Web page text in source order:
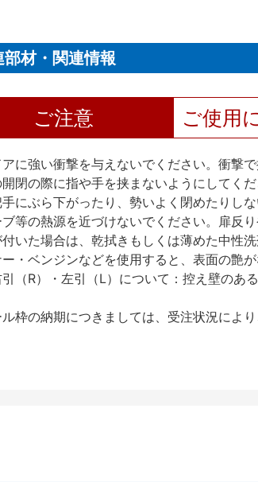
部材・関連情報
ご注意 ご使用
に強い衝撃を与えないでください。衝撃で
閉の際に指や手を挟まないようにしてくだ
にぶら下がったり、勢いよく閉めたりしな
等の熱源を近づけないでください。扉反り
いた場合は、乾拭きもしくは薄めた中性
・ベンジンなどを使用すると、表面の艶
（R）・左引（L）について：控え壁のあ
枠の納期につきましては、受注状況によ